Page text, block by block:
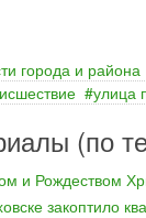
города и района
улица
(по
и Рождеством
закоптило